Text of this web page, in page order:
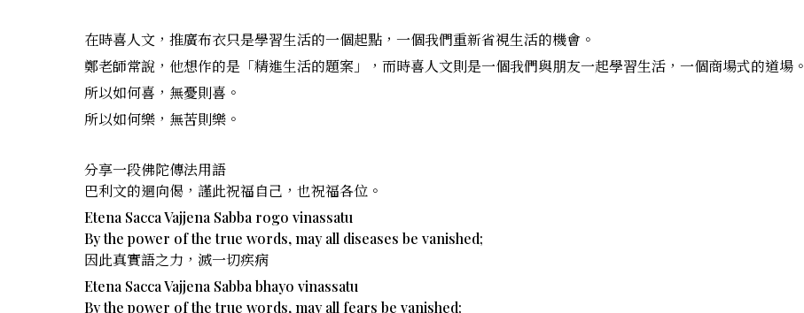
在時喜人文，推廣布衣只是學習生活的一個起點，一個我們重新省視生活的機會。
鄭老師常說，他想作的是「精進生活的題案」，而時喜人文則是一個我們與朋友一起學習生活，一個商場式的道場。
所以如何喜，無憂則喜。
所以如何樂，無苦則樂。
分享一段佛陀傳法用語
巴利文的迴向偈，謹此祝福自己，也祝福各位。
Etena Sacca Vajjena Sabba rogo vinassatu
By the power of the true words, may all diseases be vanished;
因此真實語之力，滅一切疾病
Etena Sacca Vajjena Sabba bhayo vinassatu
By the power of the true words, may all f​ears be vanished;